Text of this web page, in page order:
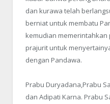
dan kurawa telah
berniat untuk membatu
kemudian
prajurit untuk
dengan Pandawa.
Prabu Duryadana,Prabu
dan Adipati Karna. Prabu